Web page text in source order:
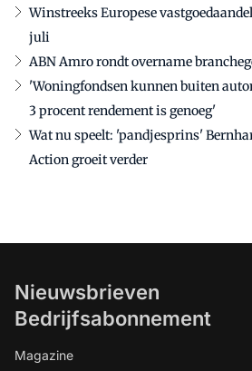
Winstreeks Europese
juli
ABN Amro rondt overname
'Woningfondsen kunnen buiten
3 procent rendement is genoeg'
Wat nu speelt: 'pandjesprins'
Action groeit verder
Nieuwsbrieven
Bedrijfsabonnement
Magazine